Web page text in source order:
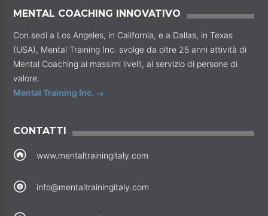
MENTAL COACHING INNOVATIVO
Con sedi a Los Angeles, in California, e a Dallas, in Texas
(USA), Mental Training Inc. svolge da oltre 25 anni attività di
Mental Coaching ai massimi livelli, al servizio di persone di
valore.
Mental Training Inc.
CONTATTI
www.mentaltrainingitaly.com
info@mentaltrainingitaly.com